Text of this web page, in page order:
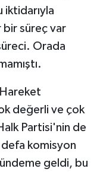
süreç var
Orada
değerli ve çok
Partisi'nin de
defa komisyon
geldi, bu